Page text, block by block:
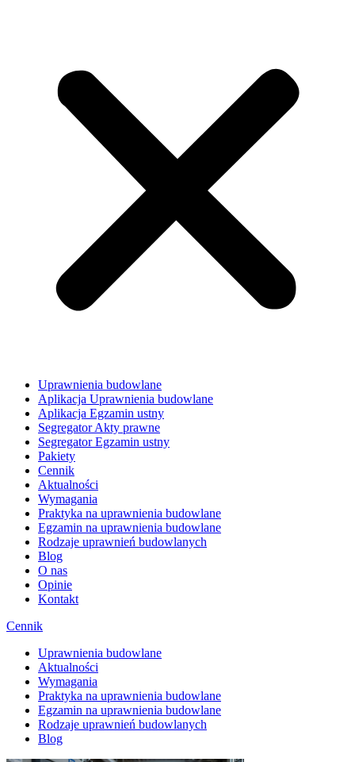
Uprawnienia budowlane
Aplikacja Uprawnienia budowlane
Aplikacja Egzamin ustny
Segregator Akty prawne
Segregator Egzamin ustny
Pakiety
Cennik
Aktualności
Wymagania
Praktyka na uprawnienia budowlane
Egzamin na uprawnienia budowlane
Rodzaje uprawnień budowlanych
Blog
O nas
Opinie
Kontakt
Cennik
Uprawnienia budowlane
Aktualności
Wymagania
Praktyka na uprawnienia budowlane
Egzamin na uprawnienia budowlane
Rodzaje uprawnień budowlanych
Blog